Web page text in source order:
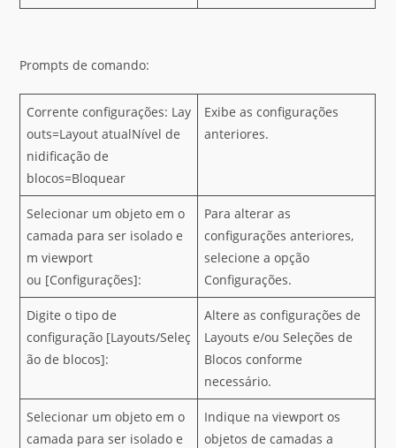
Prompts de comando:
Corrente configurações: Lay
outs=Layout atualNível de
nidificação de
blocos=Bloquear
Exibe as configurações
anteriores.
Selecionar um objeto em o
camada para ser isolado e
m viewport
ou [Configurações]:
Para alterar as
configurações anteriores,
selecione a opção
Configurações.
Digite o tipo de
configuração [Layouts/Seleç
ão de blocos]:
Altere as configurações de
Layouts e/ou Seleções de
Blocos conforme
necessário.
Selecionar um objeto em o
camada para ser isolado e
Indique na viewport os
objetos de camadas a